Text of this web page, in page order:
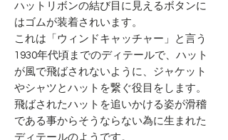
ハットリボンの結び目に見えるボタンに
はゴムが装着されいます。
これは「ウィンドキャッチャー」と言う
1930年代頃までのディテールで、ハット
が風で飛ばされないように、ジャケット
やシャツとハットを繋ぐ役目をします。
飛ばされたハットを追いかける姿が滑稽
である事からそうならない為に生まれた
ディテールのようです。